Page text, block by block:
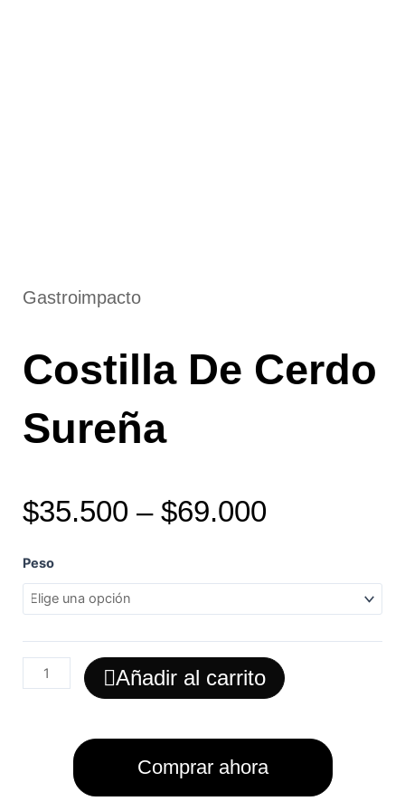
Gastroimpacto
Costilla De Cerdo
Sureña
$35.500 – $69.000
Peso
Costilla
De
Cerdo
cantidad
Añadir al carrito
Comprar ahora